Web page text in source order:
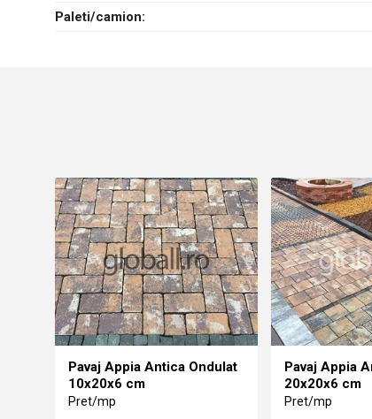
Paleti/camion:
Pavaj Appia Antica Ondulat
10x20x6 cm
Pret/mp
Pavaj Appia
20x20x6 cm
Pret/mp